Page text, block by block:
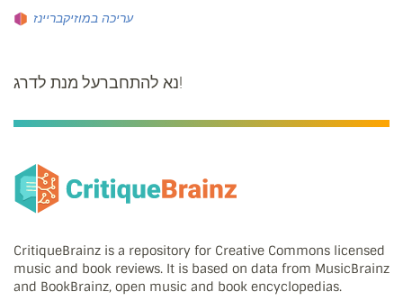
עריכה במוזיקבריינז
נא להתחברעל מנת לדרג!
CritiqueBrainz is a repository for Creative Commons licensed
music and book reviews. It is based on data from MusicBrainz
and BookBrainz, open music and book encyclopedias.